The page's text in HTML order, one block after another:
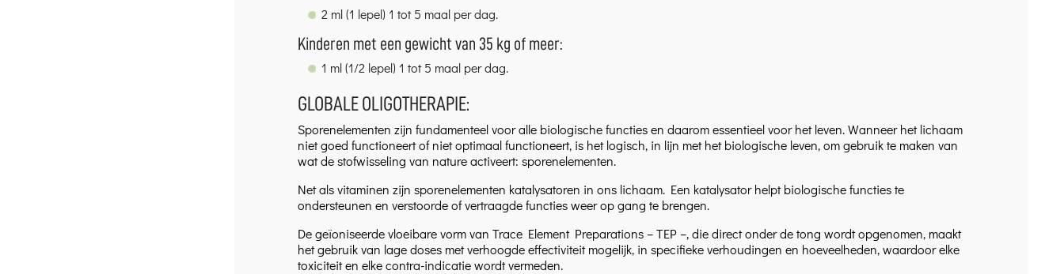
2 ml (1 lepel) 1 tot 5 maal per dag.
Kinderen met een gewicht van 35 kg of meer:
1 ml (1/2 lepel) 1 tot 5 maal per dag.
GLOBALE OLIGOTHERAPIE:
Sporenelementen zijn fundamenteel voor alle biologische functies en daarom essentieel voor het leven. Wanneer het lichaam
niet goed functioneert of niet optimaal functioneert, is het logisch, in lijn met het biologische leven, om gebruik te maken van
wat de stofwisseling van nature activeert: sporenelementen.
Net als vitaminen zijn sporenelementen katalysatoren in ons lichaam. Een katalysator helpt biologische functies te
ondersteunen en verstoorde of vertraagde functies weer op gang te brengen.
De geïoniseerde vloeibare vorm van Trace Element Preparations – TEP –, die direct onder de tong wordt opgenomen, maakt
het gebruik van lage doses met verhoogde effectiviteit mogelijk, in specifieke verhoudingen en hoeveelheden, waardoor elke
toxiciteit en elke contra-indicatie wordt vermeden.